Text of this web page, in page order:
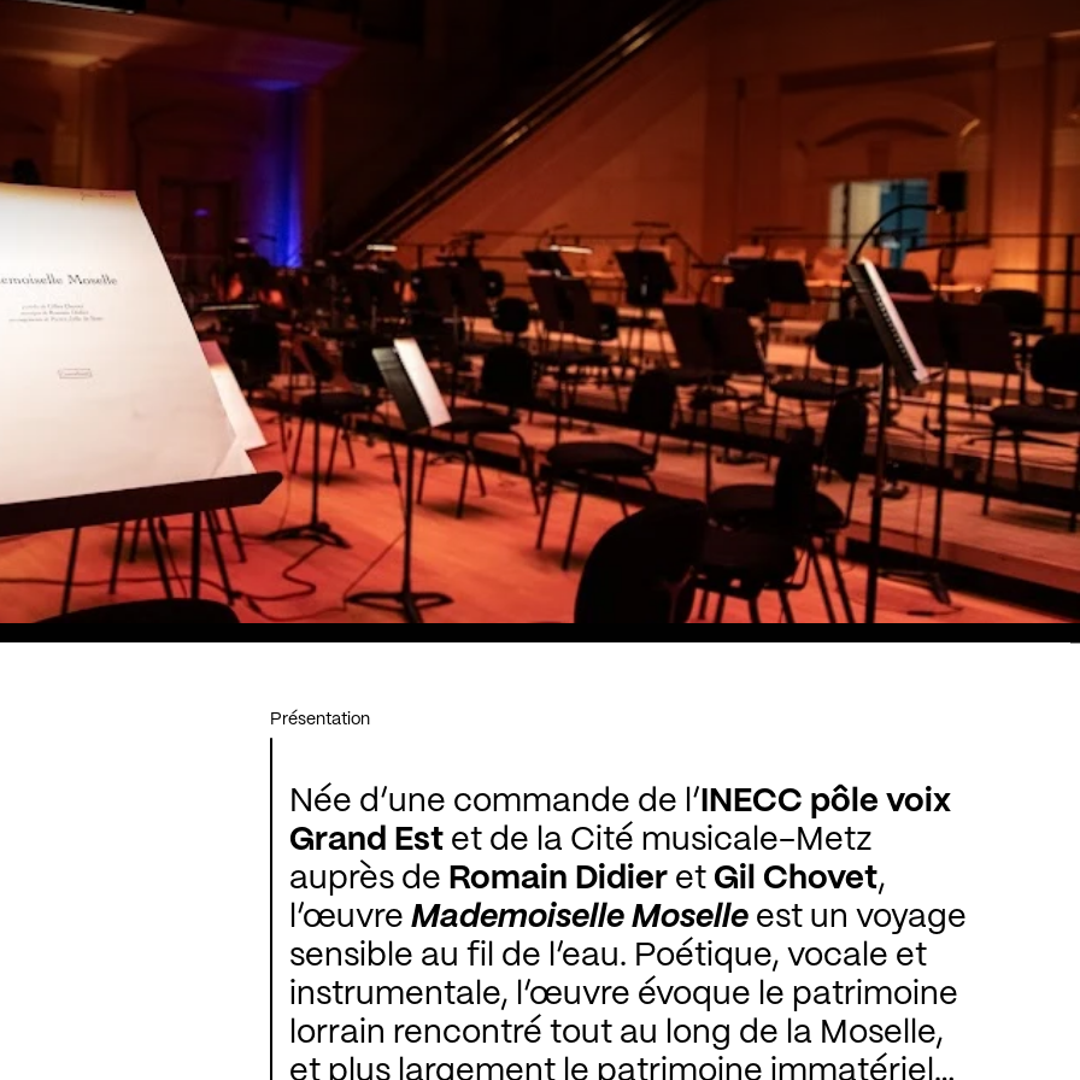
Présentation
Née d’une commande de l’ INECC pôle voix
Grand Est et de la Cité musicale-Metz
auprès de Romain Didier et Gil Chovet,
l’œuvre Mademoiselle Moselle est un voyage
sensible au fil de l’eau. Poétique, vocale et
instrumentale, l’œuvre évoque le patrimoine
lorrain rencontré tout au long de la Moselle,
et plus largement le patrimoine immatériel